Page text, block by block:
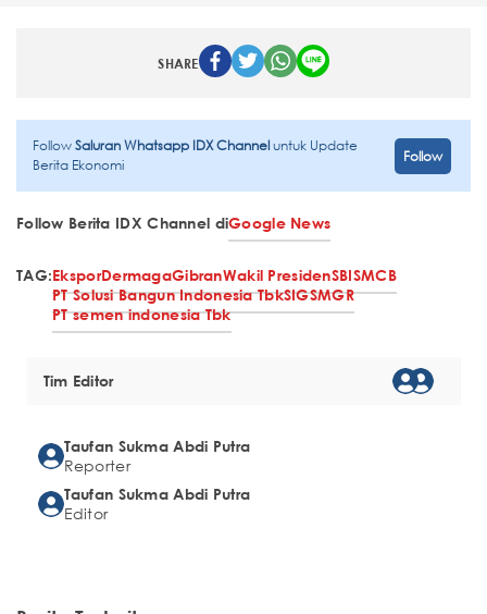
SHARE
FollowSaluran Whatsapp IDX Channeluntuk Update
Berita Ekonomi
Follow
Follow Berita IDX Channel diGoogle News
TAG:EksporDermagaGibranWakil PresidenSBISMCB
PT Solusi Bangun Indonesia TbkSIGSMGR
PT semen indonesia Tbk
Tim Editor
Taufan Sukma Abdi Putra
Reporter
Taufan Sukma Abdi Putra
Editor